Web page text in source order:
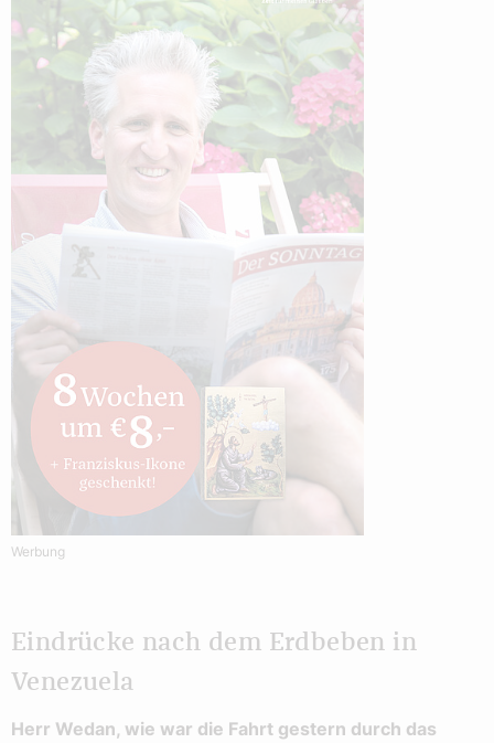
Werbung
Eindrücke nach dem Erdbeben in
Venezuela
Herr Wedan, wie war die Fahrt gestern durch das